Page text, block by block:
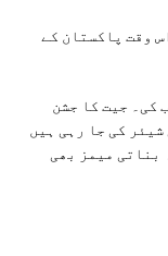
وقت پاکستان کے
کی۔ جیت کا جشن
کی جا رہی ہیں
بناتی میمز بھی